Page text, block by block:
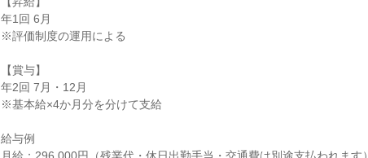
年1回 6月
※評価制度の運用による
【賞与】
年2回 7月・12月
※基本給×4か月分を分けて支給
給与例